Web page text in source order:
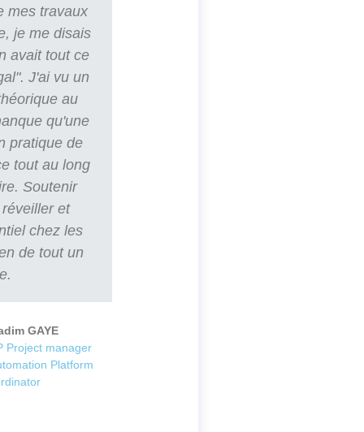
mes travaux
je me disais
avait tout ce
J'ai vu un
au
qu'une
pratique de
tout au long
Soutenir
et
chez les
de tout un
GAYE
Project manager
Platform